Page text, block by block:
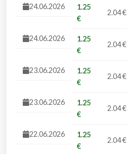
24.06.2026
1.25
€
2.04 €
24.06.2026
1.25
€
2.04 €
23.06.2026
1.25
€
2.04 €
23.06.2026
1.25
€
2.04 €
22.06.2026
1.25
€
2.04 €